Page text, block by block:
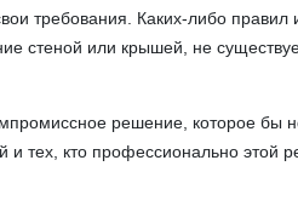
требования. Каких-либо правил
стеной или крышей, не
решение, которое бы
и тех, кто профессионально этой